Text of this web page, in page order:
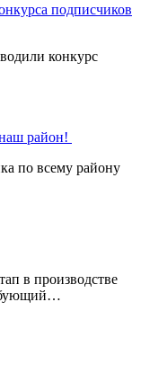
подписчиков
конкурс
район!
по всему району
в производстве